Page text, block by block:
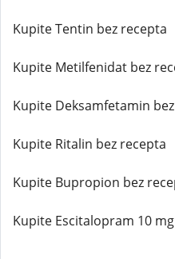
Kupite Tentin bez recepta
Kupite Metilfenidat bez
Kupite Deksamfetamin
Kupite Ritalin bez recepta
Kupite Bupropion bez
Kupite Escitalopram 10